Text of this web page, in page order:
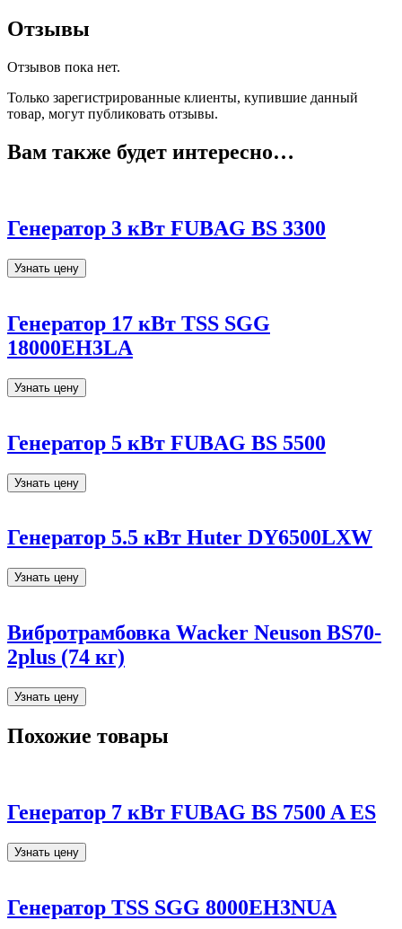
Отзывы
Отзывов пока нет.
Только зарегистрированные клиенты, купившие данный
товар, могут публиковать отзывы.
Вам также будет интересно…
Генератор 3 кВт FUBAG BS 3300
Узнать цену
Генератор 17 кВт ТSS SGG
18000EH3LA
Узнать цену
Генератор 5 кВт FUBAG BS 5500
Узнать цену
Генератор 5.5 кВт Huter DY6500LXW
Узнать цену
Вибротрамбовка Wacker Neuson BS70-
2plus (74 кг)
Узнать цену
Похожие товары
Генератор 7 кВт FUBAG BS 7500 A ES
Узнать цену
Генератор TSS SGG 8000EH3NUA